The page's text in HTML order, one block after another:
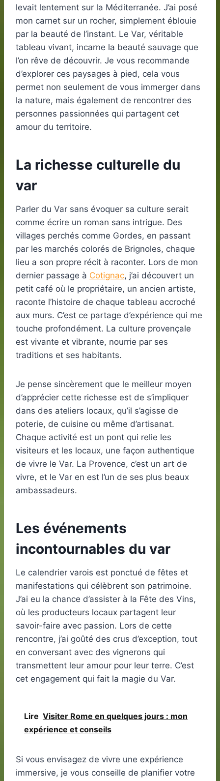
levait lentement sur la Méditerranée. J’ai posé
mon carnet sur un rocher, simplement éblouie
par la beauté de l’instant. Le Var, véritable
tableau vivant, incarne la beauté sauvage que
l’on rêve de découvrir. Je vous recommande
d’explorer ces paysages à pied, cela vous
permet non seulement de vous immerger dans
la nature, mais également de rencontrer des
personnes passionnées qui partagent cet
amour du territoire.
La richesse culturelle du
var
Parler du Var sans évoquer sa culture serait
comme écrire un roman sans intrigue. Des
villages perchés comme Gordes, en passant
par les marchés colorés de Brignoles, chaque
lieu a son propre récit à raconter. Lors de mon
dernier passage à Cotignac, j’ai découvert un
petit café où le propriétaire, un ancien artiste,
raconte l’histoire de chaque tableau accroché
aux murs. C’est ce partage d’expérience qui me
touche profondément. La culture provençale
est vivante et vibrante, nourrie par ses
traditions et ses habitants.
Je pense sincèrement que le meilleur moyen
d’apprécier cette richesse est de s’impliquer
dans des ateliers locaux, qu’il s’agisse de
poterie, de cuisine ou même d’artisanat.
Chaque activité est un pont qui relie les
visiteurs et les locaux, une façon authentique
de vivre le Var. La Provence, c’est un art de
vivre, et le Var en est l’un de ses plus beaux
ambassadeurs.
Les événements
incontournables du var
Le calendrier varois est ponctué de fêtes et
manifestations qui célèbrent son patrimoine.
J’ai eu la chance d’assister à la Fête des Vins,
où les producteurs locaux partagent leur
savoir-faire avec passion. Lors de cette
rencontre, j’ai goûté des crus d’exception, tout
en conversant avec des vignerons qui
transmettent leur amour pour leur terre. C’est
cet engagement qui fait la magie du Var.
Lire Visiter Rome en quelques jours : mon
expérience et conseils
Si vous envisagez de vivre une expérience
immersive, je vous conseille de planifier votre